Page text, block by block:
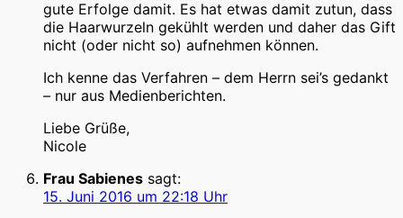
gute Erfolge damit. Es hat etwas damit zutun, dass
die Haarwurzeln gekühlt werden und daher das Gift
nicht (oder nicht so) aufnehmen können.
Ich kenne das Verfahren – dem Herrn sei’s gedankt
– nur aus Medienberichten.
Liebe Grüße,
Nicole
Frau Sabienes sagt:
15. Juni 2016 um 22:18 Uhr